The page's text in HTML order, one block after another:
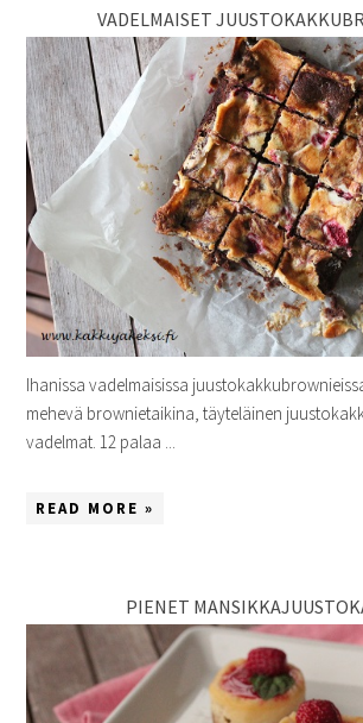
VADELMAISET
Ihanissa vadelmaisissa
mehevä brownietaikina, täyteläinen
vadelmat. 12 palaa ...
READ MORE »
PIENET